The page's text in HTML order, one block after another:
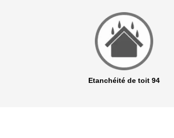
Etanchéité de toit 94